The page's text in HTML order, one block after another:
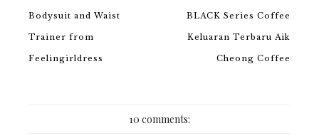
Bodysuit and Waist
Trainer from
Feelingirldress
BLACK Series Coffee
Keluaran Terbaru Aik
Cheong Coffee
10 comments: